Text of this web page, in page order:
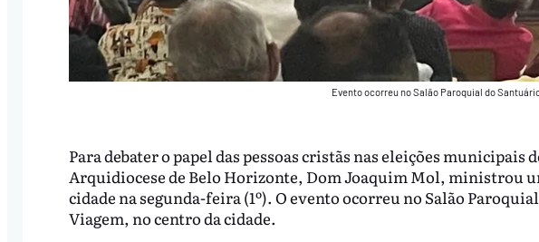
Evento ocorreu no Salão Paroquial do
Para debater o papel das pessoas cristãs nas eleições municipais
Arquidiocese de Belo Horizonte, Dom Joaquim Mol, ministrou
cidade na segunda-feira (1º). O evento ocorreu no Salão
Viagem, no centro da cidade.